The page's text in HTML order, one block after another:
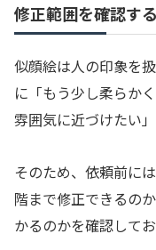
修正範囲を確認する
似顔絵は人の印象を
に「もう少し柔らか
雰囲気に近づけたい
そのため、依頼前に
階まで修正できるの
かるのかを確認して